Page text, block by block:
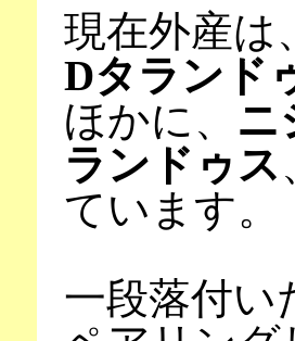
現在外産は
Dタランド
ほかに、 ニ
ランドゥス
ています。
一段落付い